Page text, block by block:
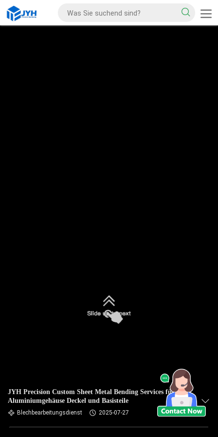
JYH Precision Custom Sheet Metal Bending Services für
Aluminiumgehäuse Deckel und Basisteile
Blechbearbeitungsdienst 2025-07-27